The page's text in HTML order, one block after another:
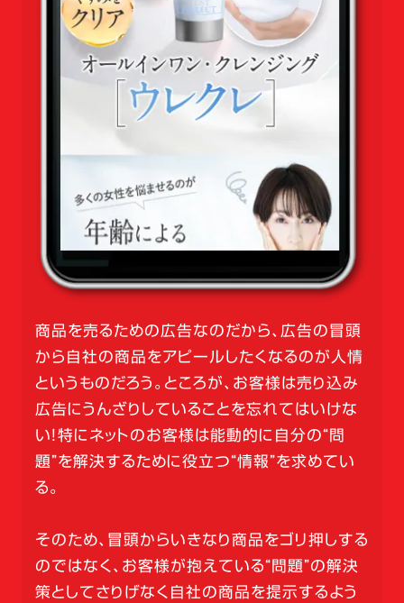
商品を売るための広告なのだから、広告の冒頭
から自社の商品をアピールしたくなるのが人情
というものだろう。ところが、お客様は売り込み
広告にうんざりしていることを忘れてはいけな
い！特にネットのお客様は能動的に自分の“問
題”を解決するために役立つ“情報”を求めてい
る。
そのため、冒頭からいきなり商品をゴリ押しする
のではなく、お客様が抱えている“問題”の解決
策としてさりげなく自社の商品を提示するよう